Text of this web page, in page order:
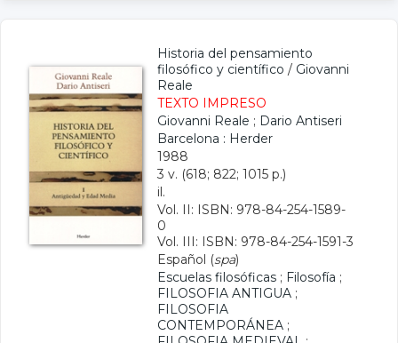
Historia del pensamiento
filosófico y científico / Giovanni
Reale
TEXTO IMPRESO
Giovanni Reale ; Dario Antiseri
Barcelona : Herder
1988
3 v. (618; 822; 1015 p.)
il.
Vol. II: ISBN: 978-84-254-1589-
0
Vol. III: ISBN: 978-84-254-1591-3
Español (spa)
Escuelas filosóficas ; Filosofía ;
FILOSOFIA ANTIGUA ;
FILOSOFIA
CONTEMPORÁNEA ;